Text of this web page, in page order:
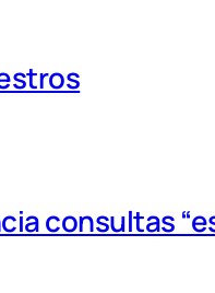
consultas